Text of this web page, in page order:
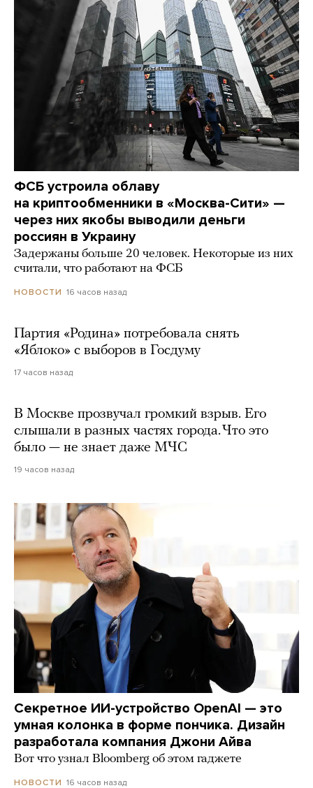
ФСБ устроила облаву
на криптообменники в «Москва-Сити» —
через них якобы выводили деньги
россиян в Украину
Задержаны больше 20 человек. Некоторые из них
считали, что работают на ФСБ
НОВОСТИ 16 часов назад
Партия «Родина» потребовала снять
«Яблоко» с выборов в Госдуму
17 часов назад
В Москве прозвучал громкий взрыв. Его
слышали в разных частях города. Что это
было — не знает даже МЧС
19 часов назад
Секретное ИИ-устройство OpenAI — это
умная колонка в форме пончика. Дизайн
разработала компания Джони Айва
Вот что узнал Bloomberg об этом гаджете
НОВОСТИ 16 часов назад